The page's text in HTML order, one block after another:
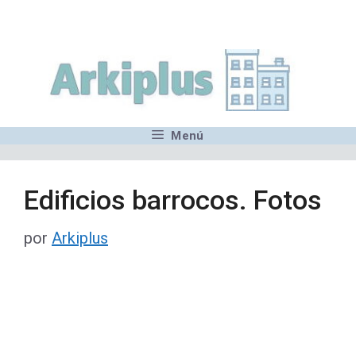
contenido
Menú
Edificios barrocos. Fotos
por Arkiplus